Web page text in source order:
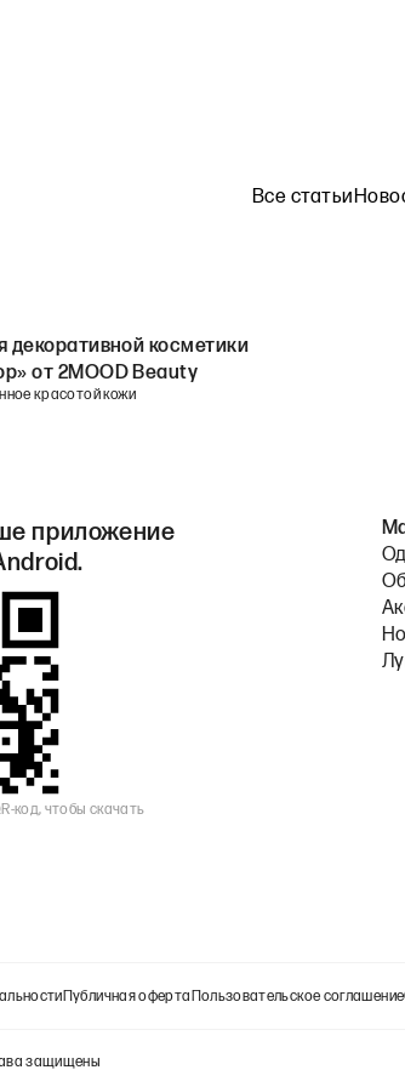
Все статьи
декоративной косметики
от 2MOOD Beauty
красотой кожи
приложение
код, чтобы скачать
Публичная оферта Пользовательское соглашение
защищены